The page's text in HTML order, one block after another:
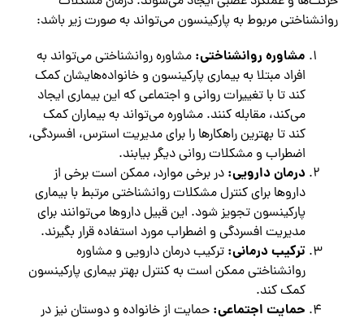
روانشناختی مربوط به پارکینسون می‌تواند به صورت زیر باشد:
مشاوره روانشناختی:مشاوره روانشناختی می‌تواند به
افراد مبتلا به بیماری پارکینسون و خانواده‌هایشان کمک
کند تا با تغییرات روانی و اجتماعی که این بیماری ایجاد
می‌کند، مقابله کنند. مشاوره می‌تواند به بیماران کمک
کند تا بهترین راهکارها را برای مدیریت استرس، افسردگی،
اضطراب و مشکلات روانی دیگر بیابند.
درمان دارویی:در برخی موارد، ممکن است برخی از
داروها برای کنترل مشکلات روانشناختی مرتبط با بیماری
پارکینسون تجویز شود. این قبیل داروها می‌توانند برای
مدیریت افسردگی و اضطراب مورد استفاده قرار بگیرند.
ترکیب درمانی: ترکیب درمان دارویی و مشاوره
روانشناختی ممکن است به کنترل بهتر بیماری پارکینسون
کمک کند.
حمایت اجتماعی: حمایت از خانواده و دوستان نیز در